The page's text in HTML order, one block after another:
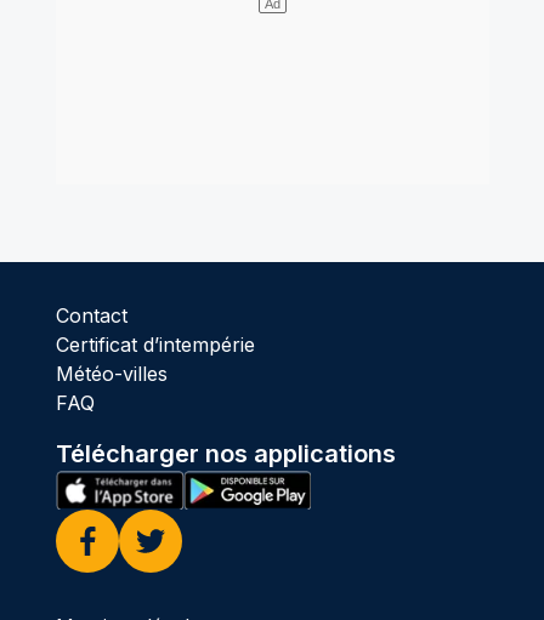
Contact
Certificat d’intempérie
Météo-villes
FAQ
Télécharger nos applications
Facebook
Twitter